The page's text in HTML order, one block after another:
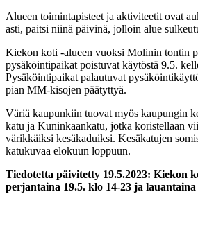
Alueen toimintapisteet ja aktiviteetit ovat
asti, paitsi niinä päivinä, jolloin alue
Kiekon koti -alueen vuoksi Molinin tontin
pysäköintipaikat poistuvat käytöstä 9.5.
Pysäköintipaikat palautuvat
pian MM-kisojen päätyttyä.
Väriä kaupunkiin tuovat myös kaupungin
katu ja Kuninkaankatu, jotka koristellaan
värikkäiksi kesäkaduiksi. Kesäkatujen
katukuvaa elokuun loppuun.
Tiedotetta päivitetty 19.5.2023: Kiekon
perjantaina 19.5. klo 14-23 ja lauantaina